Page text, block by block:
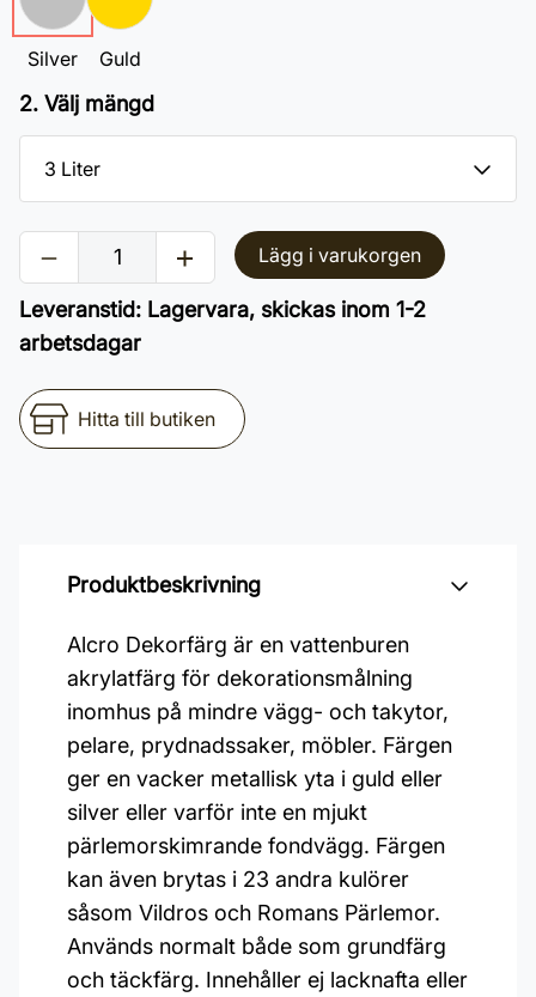
Silver Guld
2. Välj mängd
Lägg i varukorgen
Leveranstid: Lagervara, skickas inom 1-2
arbetsdagar
Hitta till butiken
Produktbeskrivning
Alcro Dekorfärg är en vattenburen
akrylatfärg för dekorationsmålning
inomhus på mindre vägg- och takytor,
pelare, prydnadssaker, möbler. Färgen
ger en vacker metallisk yta i guld eller
silver eller varför inte en mjukt
pärlemorskimrande fondvägg. Färgen
kan även brytas i 23 andra kulörer
såsom Vildros och Romans Pärlemor.
Används normalt både som grundfärg
och täckfärg. Innehåller ej lacknafta eller